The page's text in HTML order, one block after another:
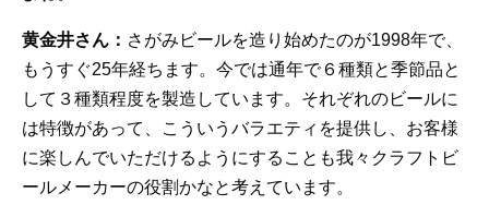
黄金井さん： さがみビールを造り始めたのが1998年で、
もうすぐ25年経ちます。今では通年で６種類と季節品と
して３種類程度を製造しています。それぞれのビールに
は特徴があって、こういうバラエティを提供し、お客様
に楽しんでいただけるようにすることも我々クラフトビ
ールメーカーの役割かなと考えています。